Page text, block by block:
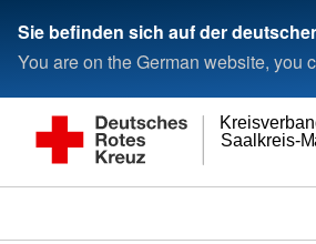
Sie befinden sich auf der
You are on the German website, you
Saalkreis-